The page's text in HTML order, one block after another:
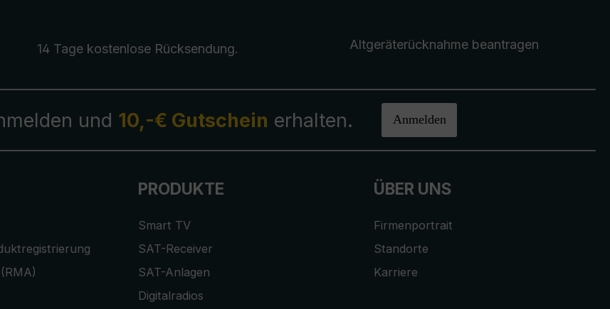
14 Tage kostenlose Rücksendung. Altgeräterücknahme beantragen
und 10,-€ Gutschein erhalten. Anmelden
PRODUKTE
Smart TV
SAT-Receiver
SAT-Anlagen
Digitalradios
ÜBER UNS
Firmenportrait
Standorte
Karriere